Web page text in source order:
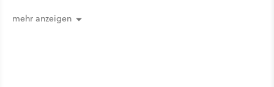
mehr anzeigen